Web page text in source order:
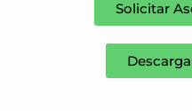
Solicitar